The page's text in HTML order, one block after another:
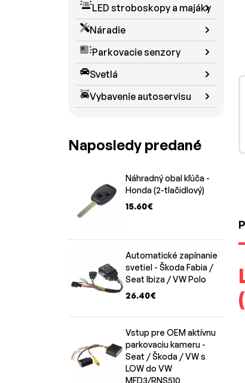
LED stroboskopy a majáky
Náradie
Parkovacie senzory
Svetlá
Vybavenie autoservisu
Naposledy predané
Náhradný obal kľúča -
Honda (2-tlačidlový)
15.60€
Automatické zapínanie
svetiel - Škoda Fabia /
Seat Ibiza / VW Polo
26.40€
Vstup pre OEM aktívnu
parkovaciu kameru -
Seat / Škoda / VW s
LOW do VW
MFD3/RNS510